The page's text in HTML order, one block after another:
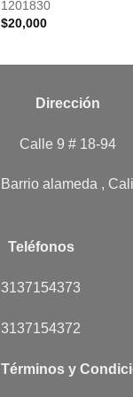
1201830
$20,000
Dirección
Calle 9 # 18-94
Barrio alameda , Cali
Teléfonos
3137154373
3137154372
Términos y